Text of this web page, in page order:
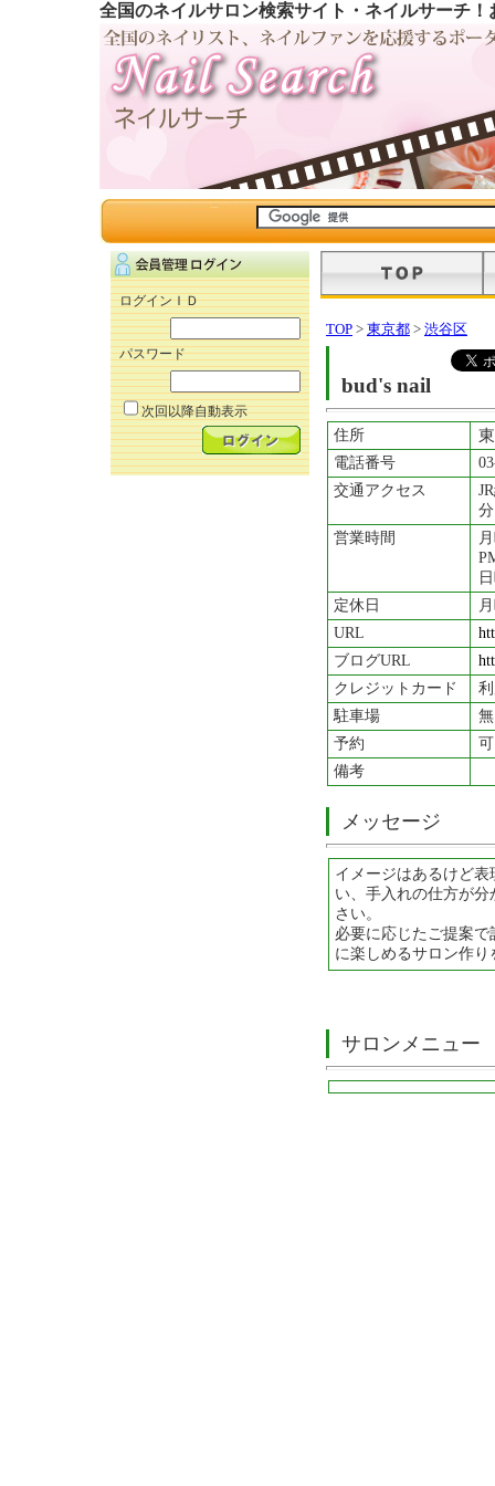
全国のネイルサロン検索サイト・ネイルサーチ
ログインＩＤ
パスワード
次回以降自動表示
TOP > 東京都 > 渋谷区
bud's nail
住所
電話番号
交通アクセス
分
営業時間
定休日
URL
ブログURL
クレジットカード
駐車場
無
予約
可
備考
メッセージ
イメージはあるけど
い、手入れの仕方が
さい。
必要に応じたご提案
に楽しめるサロン作り
サロンメニュー